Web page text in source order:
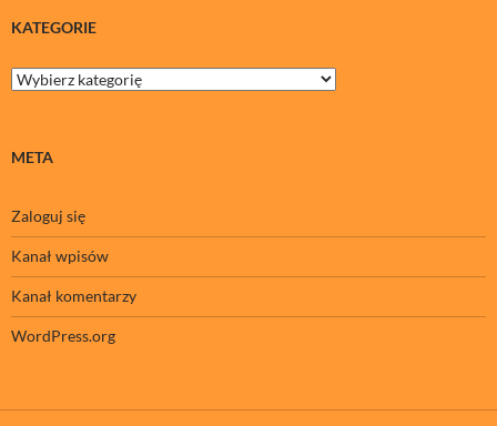
KATEGORIE
Kategorie
META
Zaloguj się
Kanał wpisów
Kanał komentarzy
WordPress.org